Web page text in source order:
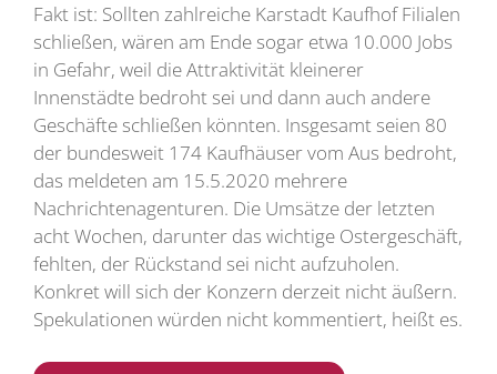
Fakt ist: Sollten zahlreiche Karstadt Kaufhof Filialen
schließen, wären am Ende sogar etwa 10.000 Jobs
in Gefahr, weil die Attraktivität kleinerer
Innenstädte bedroht sei und dann auch andere
Geschäfte schließen könnten. Insgesamt seien 80
der bundesweit 174 Kaufhäuser vom Aus bedroht,
das meldeten am 15.5.2020 mehrere
Nachrichtenagenturen. Die Umsätze der letzten
acht Wochen, darunter das wichtige Ostergeschäft,
fehlten, der Rückstand sei nicht aufzuholen.
Konkret will sich der Konzern derzeit nicht äußern.
Spekulationen würden nicht kommentiert, heißt es.